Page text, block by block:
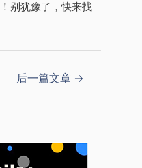
别犹豫了，快来找
后一篇文章 →